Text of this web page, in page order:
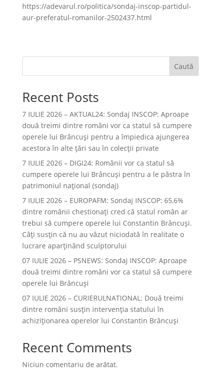
https://adevarul.ro/politica/sondaj-inscop-partidul-
aur-preferatul-romanilor-2502437.html
Caută
Recent Posts
7 IULIE 2026 – AKTUAL24: Sondaj INSCOP: Aproape
două treimi dintre români vor ca statul să cumpere
operele lui Brâncuşi pentru a împiedica ajungerea
acestora în alte ţări sau în colecţii private
7 IULIE 2026 – DIGI24: Românii vor ca statul să
cumpere operele lui Brâncuși pentru a le păstra în
patrimoniul național (sondaj)
7 IULIE 2026 – EUROPAFM: Sondaj INSCOP: 65,6%
dintre românii chestionați cred că statul român ar
trebui să cumpere operele lui Constantin Brâncuși.
Câți susțin că nu au văzut niciodată în realitate o
lucrare aparținând sculptorului
07 IULIE 2026 – PSNEWS: Sondaj INSCOP: Aproape
două treimi dintre români vor ca statul să cumpere
operele lui Brâncuși
07 IULIE 2026 – CURIERULNATIONAL: Două treimi
dintre români susțin intervenția statului în
achiziționarea operelor lui Constantin Brâncuși
Recent Comments
Niciun comentariu de arătat.